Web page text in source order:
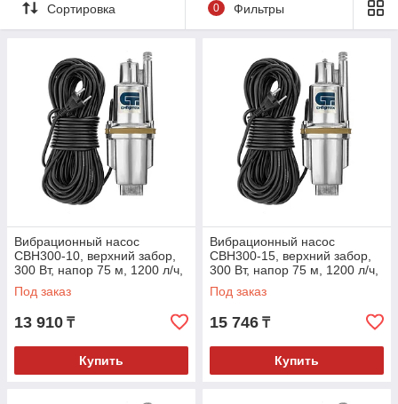
Сортировка 0 Фильтры
Вибрационный насос
СВН300-10, верхний забор,
300 Вт, напор 75 м, 1200 л/ч,
кабель 10 м// Сибртех
Под заказ
13 910 ₸
Купить
Вибрационный насос
СВН300-15, верхний забор,
300 Вт, напор 75 м, 1200 л/ч,
кабель 15 м// Сибртех
Под заказ
15 746 ₸
Купить